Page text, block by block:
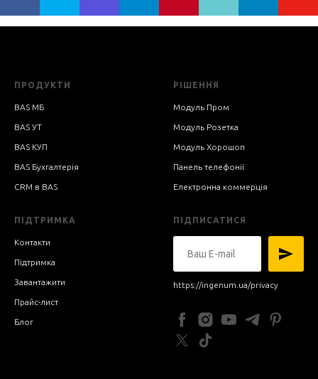
ПРОДУКТИ
BAS МБ
BAS УТ
BAS КУП
BAS Бухгалтерія
CRM в BAS
РІШЕННЯ
Модуль Пром
Модуль Розетка
Модуль Хорошоп
Панель телефонії
Електронна коммерція
ПІДТРИМКА
Контакти
Підтримка
Завантажити
Прайс-лист
Блог
ПІДПИСАТИСЯ
https://ingenum.ua/privacy